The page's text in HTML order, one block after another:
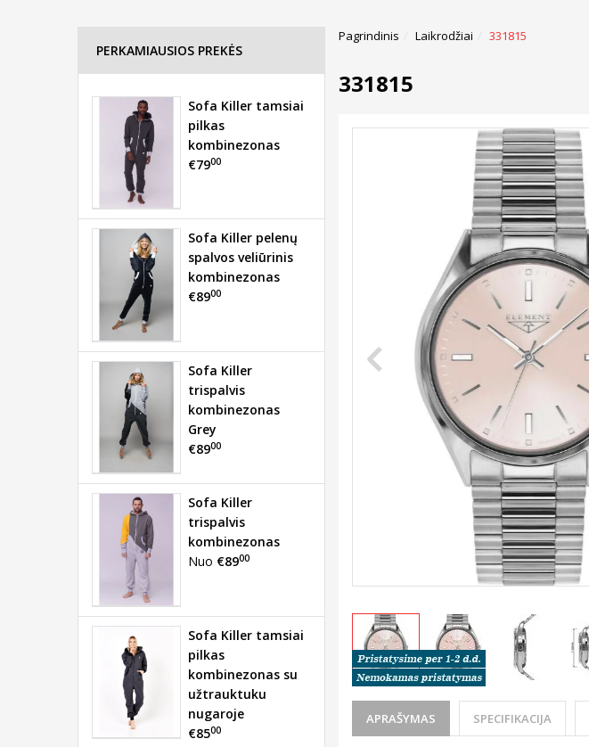
Pagrindinis Laikrodžiai 331815
331815
APRAŠYMAS SPECIFIKACIJA
PERKAMIAUSIOS PREKĖS
Sofa Killer tamsiai
pilkas
kombinezonas
€7900
Sofa Killer pelenų
spalvos veliūrinis
kombinezonas
€8900
Sofa Killer
trispalvis
kombinezonas
Grey
€8900
Sofa Killer
trispalvis
kombinezonas
Nuo €8900
Sofa Killer tamsiai
pilkas
kombinezonas su
užtrauktuku
nugaroje
€8500